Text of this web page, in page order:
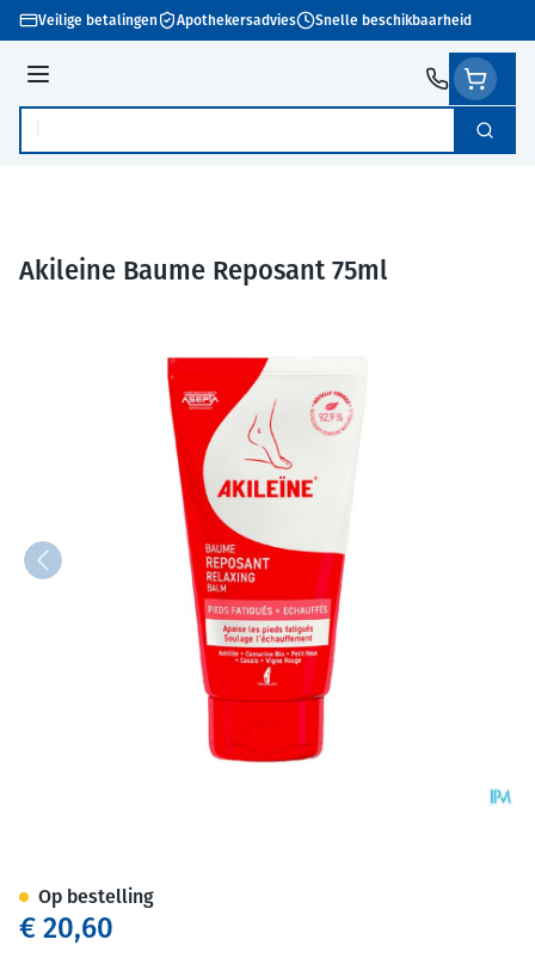
Ga naar de inhoud
Veilige betalingen Apothekersadvies Snelle beschikbaarheid
Menu
Product, merk, categorie... Zoek
Akileine Baume Reposant 75ml
€ 20,60
Op bestelling